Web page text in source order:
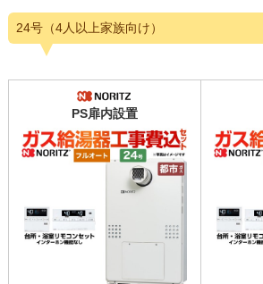
24号（4人以上家族向け）
PS扉内設置